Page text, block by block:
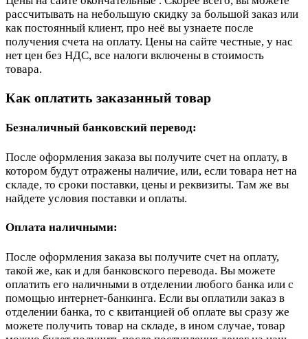
рассчитывать на небольшую скидку за большой заказ или
как постоянный клиент, про неё вы узнаете после
получения счета на оплату. Цены на сайте честные, у нас
нет цен без НДС, все налоги включены в стоимость
товара.
Как оплатить заказанный товар
Безналичный банковский перевод:
После оформления заказа вы получите счет на оплату, в
котором будут отражены наличие, или, если товара нет на
складе, то сроки поставки, цены и реквизиты. Там же вы
найдете условия поставки и оплаты.
Оплата наличными:
После оформления заказа вы получите счет на оплату,
такой же, как и для банковского перевода. Вы можете
оплатить его наличными в отделении любого банка или с
помощью интернет-банкинга. Если вы оплатили заказ в
отделении банка, то с квитанцией об оплате вы сразу же
можете получить товар на складе, в ином случае, товар